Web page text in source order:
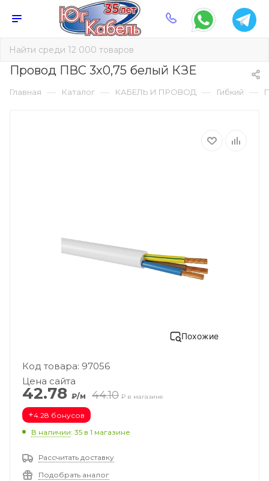
Провод ПВС 3х0,75 белый КЗЕ
Главная — Каталог — КАБЕЛЬ И ПРОВОД — Гибкий —
Похожие
Код товара: 97056
Цена сайта
42.78 ₽/м 44.10 ₽ в магазине
+4.28 бонусов
В наличии: 35 в 1 магазине
Рассчитать доставку
Подобрать аналог